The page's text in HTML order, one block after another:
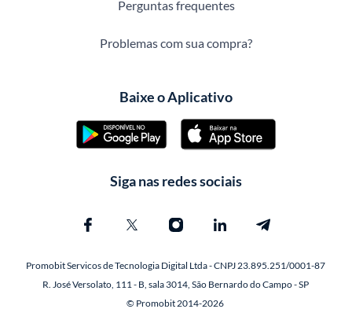
Perguntas frequentes
Problemas com sua compra?
Baixe o Aplicativo
Siga nas redes sociais
Promobit Servicos de Tecnologia Digital Ltda - CNPJ 23.895.251/0001-87
R. José Versolato, 111 - B, sala 3014, São Bernardo do Campo - SP
© Promobit 2014-2026